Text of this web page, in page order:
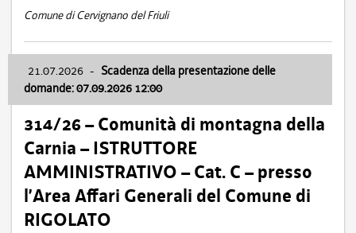
Comune di Cervignano del Friuli
21.07.2026 - Scadenza della presentazione delle
domande: 07.09.2026 12:00
314/26 – Comunità di montagna della
Carnia – ISTRUTTORE
AMMINISTRATIVO – Cat. C – presso
l’Area Affari Generali del Comune di
RIGOLATO